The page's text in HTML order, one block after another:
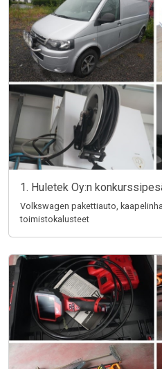
1. Huletek Oy:n
Volkswagen pakettiauto,
toimistokalusteet